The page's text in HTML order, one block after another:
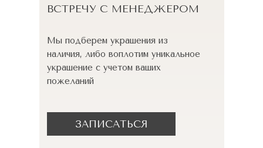
ВСТРЕЧУ С МЕНЕДЖЕРОМ
Мы подберем украшения из
наличия, либо воплотим уникальное
украшение с учетом ваших
пожеланий
ЗАПИСАТЬСЯ